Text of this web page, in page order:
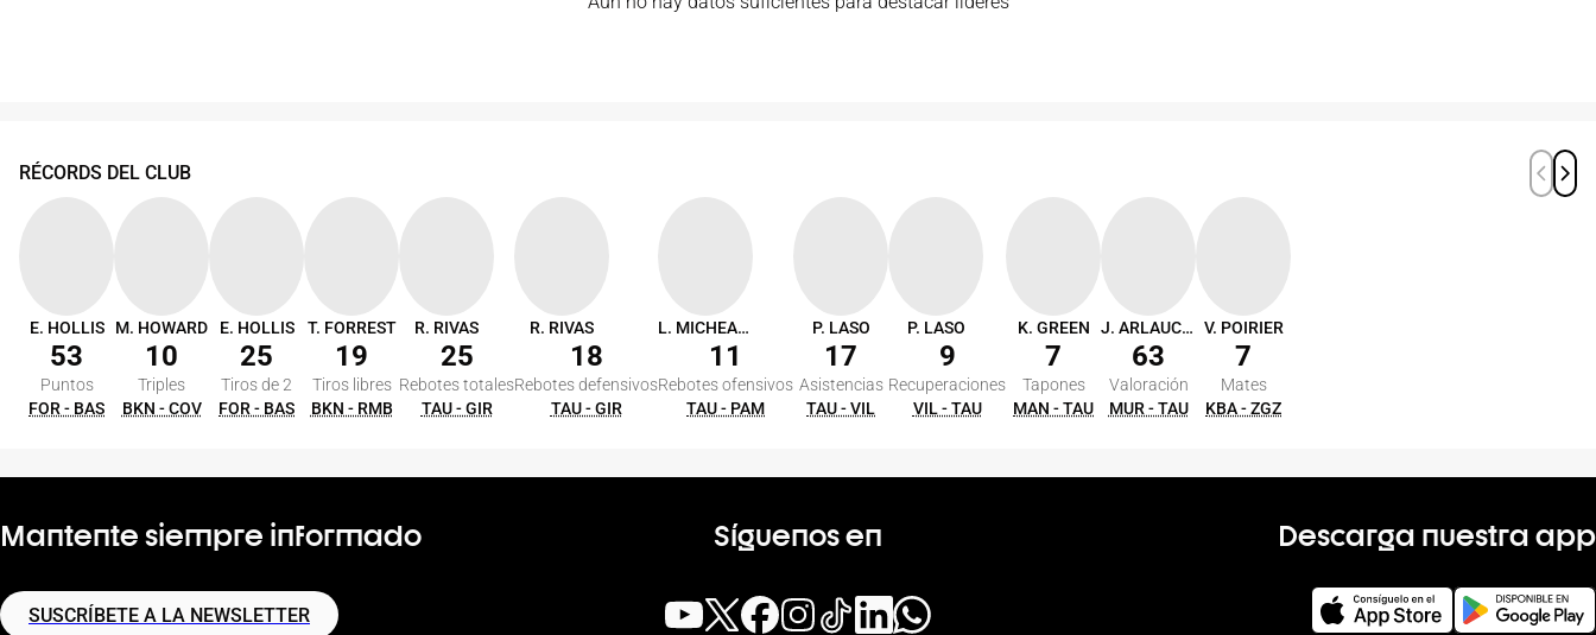
RÉCORDS DEL CLUB
E. HOLLIS
53
Puntos
FOR - BAS
M. HOWARD
10
Triples
BKN - COV
E. HOLLIS
25
Tiros de 2
FOR - BAS
T. FORREST
19
Tiros libres
BKN - RMB
R. RIVAS
25
Rebotes totales
TAU - GIR
R. RIVAS
18
Rebotes defensivos
TAU - GIR
L. MICHEAUX
11
Rebotes ofensivos
TAU - PAM
P. LASO
17
Asistencias
TAU - VIL
P. LASO
9
Recuperaciones
VIL - TAU
K. GREEN
7
Tapones
MAN - TAU
J. ARLAUCKAS
63
Valoración
MUR - TAU
V. POIRIER
7
Mates
KBA - ZGZ
Mantente siempre informado
SUSCRÍBETE A LA NEWSLETTER
Síguenos en Descarga nuestra app